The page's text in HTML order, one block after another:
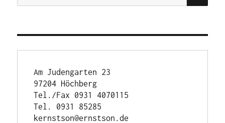
nach:
Am Judengarten 23
97204 Höchberg
Tel./Fax 0931 4070115
Tel. 0931 85285
kernstson@ernstson.de